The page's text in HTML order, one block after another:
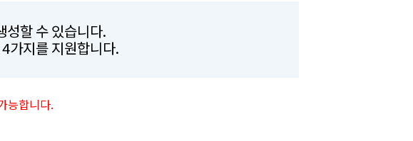
성할 수 있습니다.
지를 지원합니다.
능합니다.